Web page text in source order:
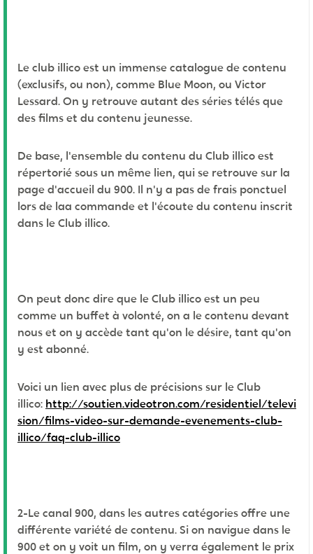
Le club illico est un immense catalogue de contenu
(exclusifs, ou non), comme Blue Moon, ou Victor
Lessard. On y retrouve autant des séries télés que
des films et du contenu jeunesse.
De base, l'ensemble du contenu du Club illico est
répertorié sous un même lien, qui se retrouve sur la
page d'accueil du 900. Il n'y a pas de frais ponctuel
lors de laa commande et l'écoute du contenu inscrit
dans le Club illico.
On peut donc dire que le Club illico est un peu
comme un buffet à volonté, on a le contenu devant
nous et on y accède tant qu'on le désire, tant qu'on
y est abonné.
Voici un lien avec plus de précisions sur le Club
illico: http://soutien.videotron.com/residentiel/televi
sion/films-video-sur-demande-evenements-club-
illico/faq-club-illico
2-Le canal 900, dans les autres catégories offre une
différente variété de contenu. Si on navigue dans le
900 et on y voit un film, on y verra également le prix